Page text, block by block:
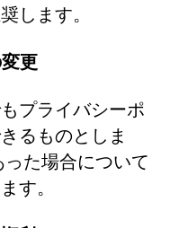
します。
更
プライバシーポ
るものとしま
た場合について
す。